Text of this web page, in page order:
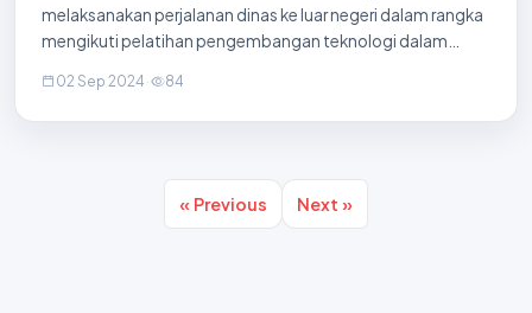
melaksanakan perjalanan dinas ke luar negeri dalam rangka
mengikuti pelatihan pengembangan teknologi dalam
kunjungan lapangan ke kantor pusat MarkAny Inc di K
02 Sep 2024 · 84
« Previous Next »